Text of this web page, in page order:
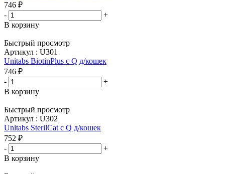
746 ₽
-
+
В корзину
Быстрый просмотр
Артикул : U301
Unitabs BiotinPlus c Q д/кошек
746 ₽
-
+
В корзину
Быстрый просмотр
Артикул : U302
Unitabs SterilCat c Q д/кошек
752 ₽
-
+
В корзину